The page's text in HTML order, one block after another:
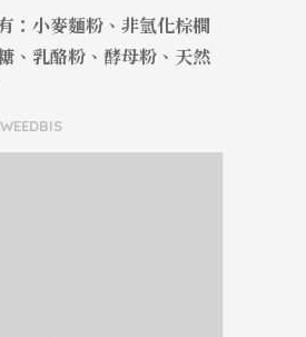
：小麥麵粉、非氫化棕櫚
、乳酪粉、酵母粉、天然